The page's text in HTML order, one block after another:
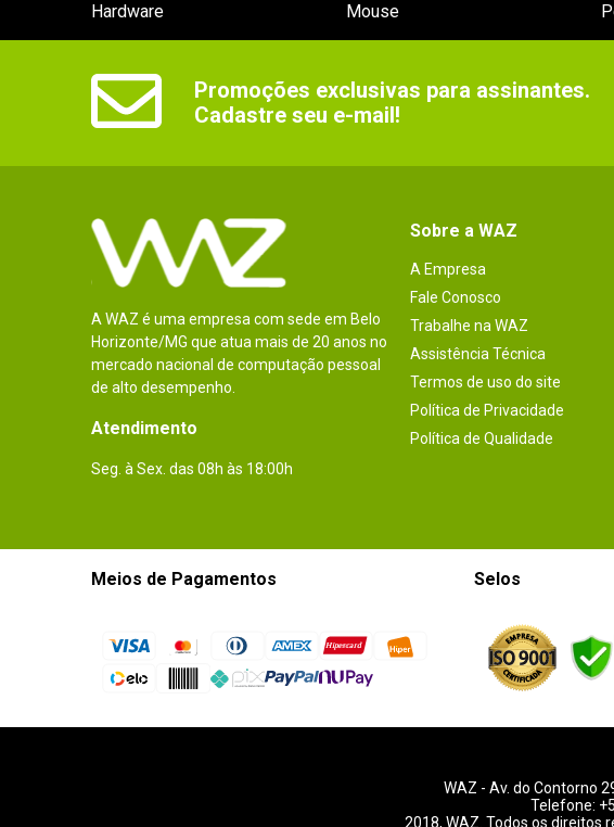
Hardware
Mouse
Promoções exclusivas para assinantes.
Cadastre seu e-mail!
A WAZ é uma empresa com sede em Belo
Horizonte/MG que atua mais de 20 anos no
mercado nacional de computação pessoal
de alto desempenho.
Atendimento
Seg. à Sex. das 08h às 18:00h
Sobre a WAZ
A Empresa
Fale Conosco
Trabalhe na WAZ
Assistência Técnica
Termos de uso do site
Política de Privacidade
Política de Qualidade
Meios de Pagamentos Selos
WAZ - Av. do Contorno
Telefone:
2018, WAZ. Todos os direitos